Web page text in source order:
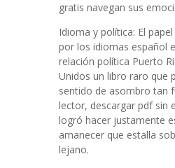
gratis navegan sus
Idioma y política: El
por los idiomas español
relación política Puerto
Unidos un libro raro que
sentido de asombro tan
lector, descargar pdf sin
logró hacer justamente
amanecer que estalla
lejano.